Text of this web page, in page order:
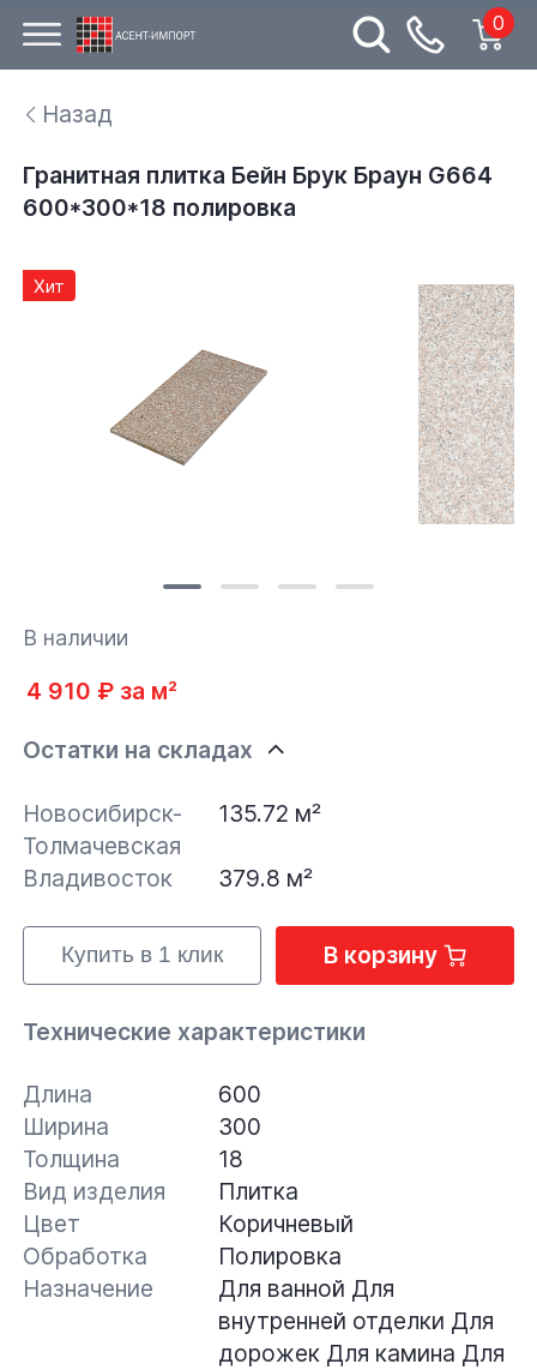
0
Назад
Гранитная плитка Бейн Брук Браун G664
600*300*18 полировка
Хит
В наличии
4 910 ₽ за м²
Остатки на складах
Новосибирск-
Толмачевская
135.72 м²
Владивосток 379.8 м²
Купить в 1 клик В корзину
Технические характеристики
Длина
600
Ширина
300
Толщина
18
Вид изделия
Плитка
Цвет
Коричневый
Обработка
Полировка
Назначение
Для ванной Для
внутренней отделки Для
дорожек Для камина Для